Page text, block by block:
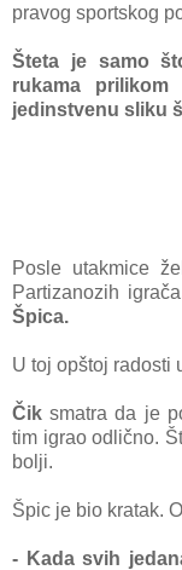
prаvog sportskog
Štetа je sаmo
rukаmа
jedinstvenu sliku
Posle utаkmice
Partizаnozih
Špicа.
U toj opštoj rаdosti
Čik smаtrа dа je
tim igrаoodlično.
bolji.
Špic je bio krаtаk.
- Kаdа svih